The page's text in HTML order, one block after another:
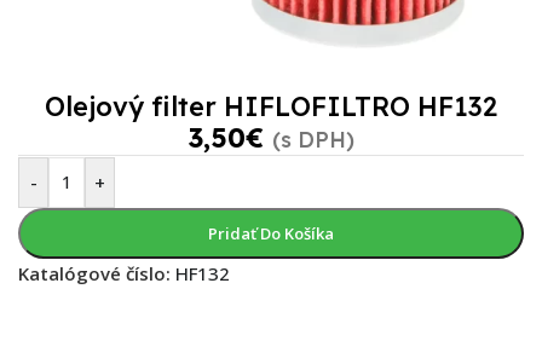
Olejový filter HIFLOFILTRO HF132
3,50€ (s DPH)
- +
Pridať Do Košíka
Katalógové číslo: HF132